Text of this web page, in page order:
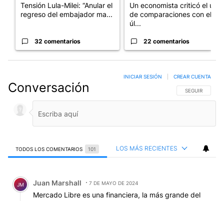
Tensión Lula-Milei: “Anular el
regreso del embajador ma...
32 comentarios
Un economista criticó el uso
de comparaciones con el
úl...
22 comentarios
Conversación SIGA ESTA
SEGUIR
INICIAR SESIÓN CREAR CUENTA
TODOS LOS COMENTARIOS 101 LOS MÁS RECIENTES
Comentario de Juan Marshall.
JM Juan Marshall 7 DE MAYO DE 2024
Mercado Libre es una financiera, la más grande del